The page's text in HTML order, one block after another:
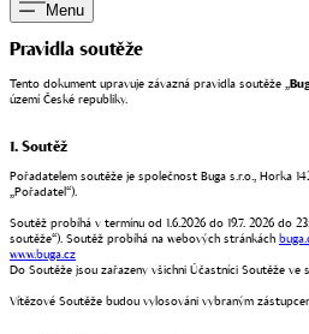
Menu
Pravidla soutěže
Tento dokument upravuje závazná pravidla soutěže „
území České republiky.
1. Soutěž
Pořadatelem soutěže je společnost Buga s.r.o., Horka
„Pořadatel“).
Soutěž probíhá v termínu od 1.6.2026 do 19.7. 2026 do
soutěže“). Soutěž probíhá na webových stránkách
www.buga.cz
Do Soutěže jsou zařazeny všichni Účastníci Soutěže
Vítězové Soutěže budou vylosováni vybraným